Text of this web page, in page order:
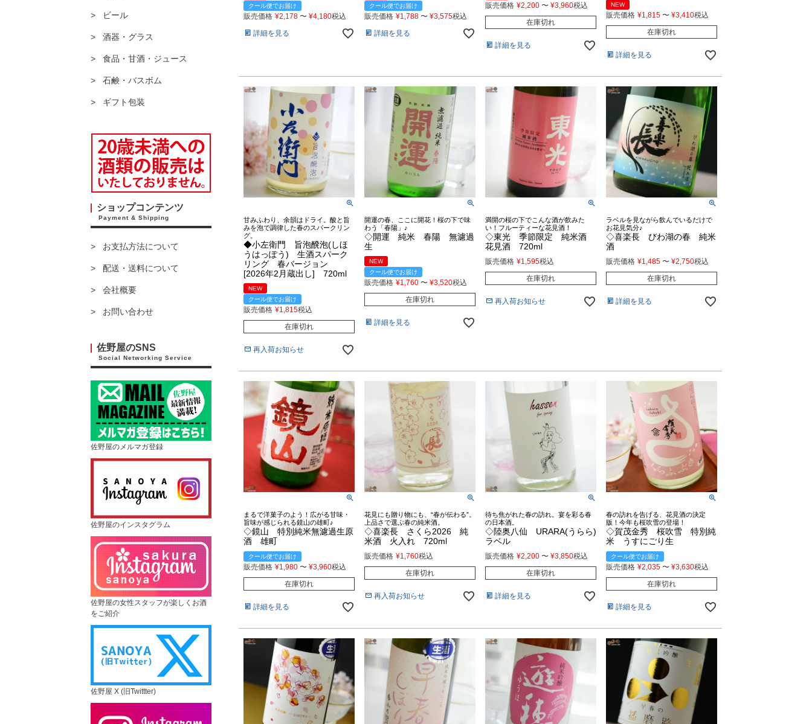
ビール
酒器・グラス
食品・甘酒・ジュース
石鹸・バスボム
ギフト包装
ショップコンテンツ
Payment & Shipping
お支払方法について
配送・送料について
会社概要
お問い合わせ
佐野屋のSNS
Social Networking Service
佐野屋のメルマガ登録
佐野屋のインスタグラム
佐野屋の女性スタッフが楽しくお酒
をご紹介
佐野屋 X (旧Twittter)
クール便でお届け
販売価格 ¥2,178 〜 ¥4,180税込
詳細を見る
クール便でお届け
販売価格 ¥1,788 〜 ¥3,575税込
詳細を見る
販売価格 ¥2,200 〜 ¥3,960税込
在庫切れ
詳細を見る
NEW
販売価格 ¥1,815 〜 ¥3,410税込
在庫切れ
詳細を見る
甘みふわり、余韻はドライ。酸と旨
みを泡で調律した春のスパークリン
グ。
◆小左衛門 旨泡醗泡(しほ
うはっぽう) 生酒スパーク
リング 春バージョン
[2026年2月蔵出し] 720ml
NEW
クール便でお届け
販売価格 ¥1,815税込
在庫切れ
再入荷お知らせ
開運の春、ここに開花！桜の下で味
わう「春陽」♪
◇開運 純米 春陽 無濾過
生
NEW
クール便でお届け
販売価格 ¥1,760 〜 ¥3,520税込
在庫切れ
詳細を見る
満開の桜の下でこんな酒が飲みた
い！フルーティーな花見酒！
◇東光 季節限定 純米酒
花見酒 720ml
販売価格 ¥1,595税込
在庫切れ
再入荷お知らせ
ラベルを見ながら飲んでいるだけで
お花見気分♪
◇喜楽長 びわ湖の春 純米
酒
販売価格 ¥1,485 〜 ¥2,750税込
在庫切れ
詳細を見る
まるで洋菓子のよう！広がる甘味・
旨味が感じられる鏡山の雄町♪
◇鏡山 特別純米無濾過生原
酒 雄町
クール便でお届け
販売価格 ¥1,980 〜 ¥3,960税込
在庫切れ
詳細を見る
花見にも贈り物にも、“春が伝わる”。
上品さで選ぶ春の純米酒。
◇喜楽長 さくら2026 純
米酒 火入れ 720ml
販売価格 ¥1,760税込
在庫切れ
再入荷お知らせ
待ち焦がれた春の訪れ。宴を彩る春
の日本酒。
◇陸奥八仙 URARA(うらら)
ラベル
販売価格 ¥2,200 〜 ¥3,850税込
在庫切れ
詳細を見る
春の訪れを告げる、花見酒の決定
版！今年も桜吹雪の登場！
◇賀茂金秀 桜吹雪 特別純
米 うすにごり生
クール便でお届け
販売価格 ¥2,035 〜 ¥3,630税込
在庫切れ
詳細を見る